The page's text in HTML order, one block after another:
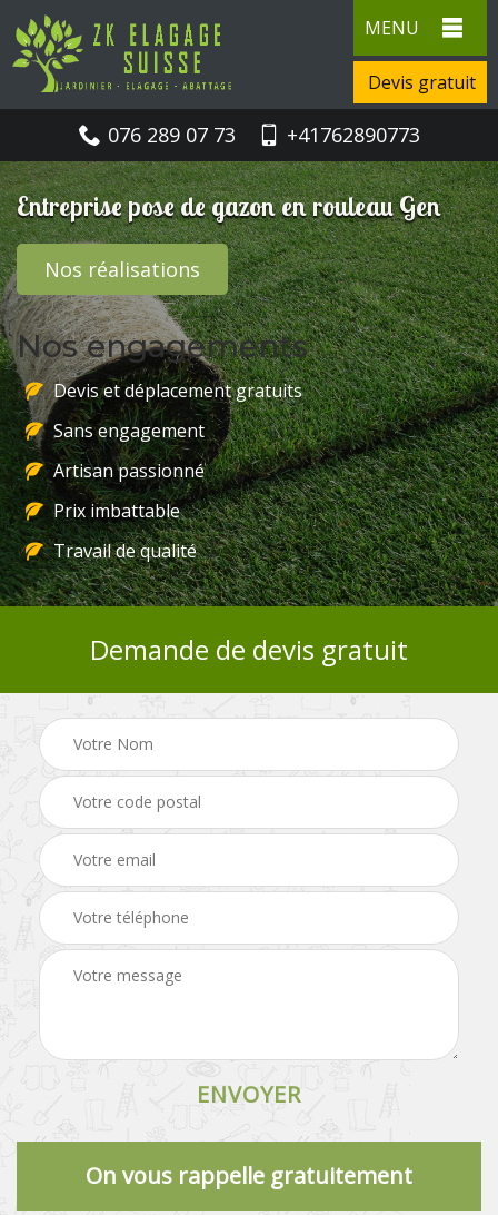
MENU
Devis gratuit
076 289 07 73 +41762890773
Entreprise pose de gazon en rouleau Gen
Nos réalisations
Nos engagements
Devis et déplacement gratuits
Sans engagement
Artisan passionné
Prix imbattable
Travail de qualité
Demande de devis gratuit
On vous rappelle gratuitement